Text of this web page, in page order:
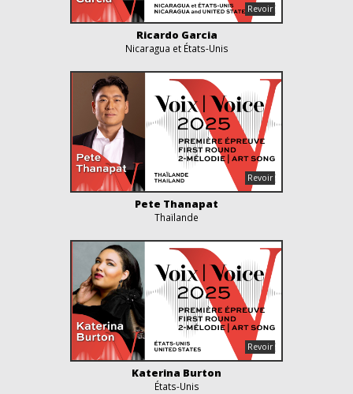
Ricardo Garcia
Nicaragua et États-Unis
Pete Thanapat
Thaïlande
Katerina Burton
États-Unis